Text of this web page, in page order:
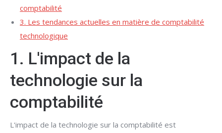
comptabilité
3. Les tendances actuelles en matière de comptabilité
technologique
1. L'impact de la
technologie sur la
comptabilité
L'impact de la technologie sur la comptabilité est